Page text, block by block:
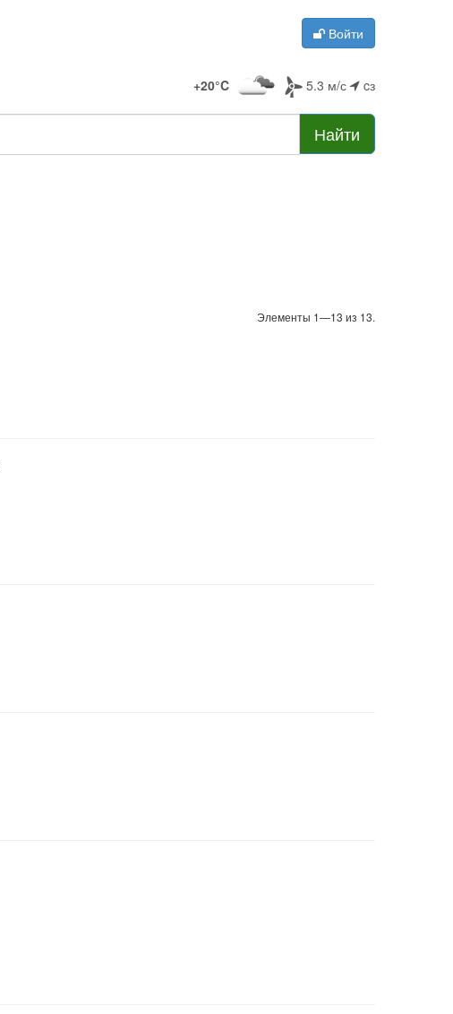
Войти
+20°C 5.3 м/с cз
Найти
Элементы 1—13 из 13.